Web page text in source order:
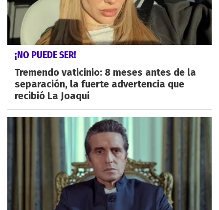
¡NO PUEDE SER!
Tremendo vaticinio: 8 meses antes de la
separación, la fuerte advertencia que
recibió La Joaqui